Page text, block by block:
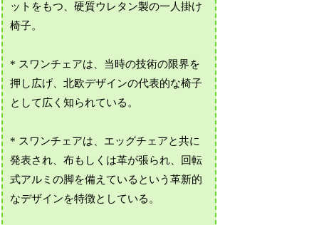
ットをもつ、硬質ウレタン製の一人掛け
椅子。
* スワンチェアは、当時の技術の限界を
押し広げ、北欧デザインの代表的な椅子
として広く知られている。
* スワンチェアは、エッグチェアと共に
発表され、布もしくは革が張られ、回転
式アルミの脚を備えているという革新的
なデザインを特徴としている。